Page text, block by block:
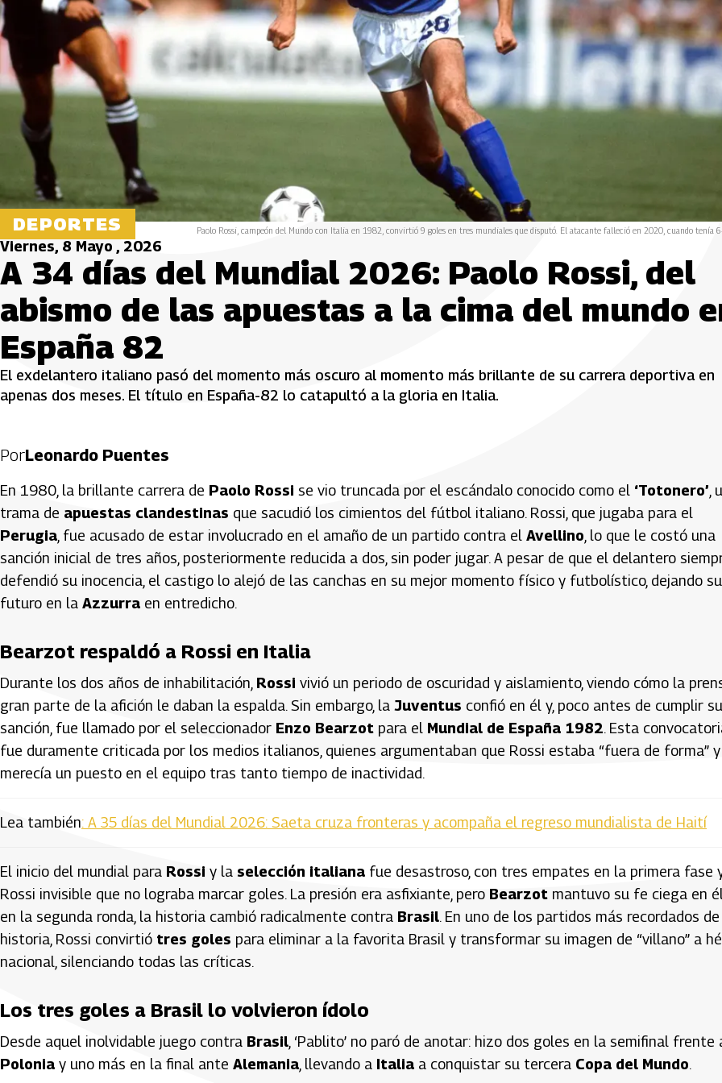
DEPORTES Paolo Rossi, campeón del Mundo con Italia en 1982, convirtió 9 goles en tres mundiales que disputó. El atacante falleció en 2020, cuando tenía
Viernes, 8 Mayo , 2026
A 34 días del Mundial 2026: Paolo Rossi, del
abismo de las apuestas a la cima del mundo
España 82
El exdelantero italiano pasó del momento más oscuro al momento más brillante de su carrera deportiva en
apenas dos meses. El título en España-82 lo catapultó a la gloria en Italia.
PorLeonardo Puentes
En 1980, la brillante carrera de Paolo Rossi se vio truncada por el escándalo conocido como el ‘Totonero’ ,
trama de apuestas clandestinas que sacudió los cimientos del fútbol italiano. Rossi, que jugaba para el
Perugia , fue acusado de estar involucrado en el amaño de un partido contra el Avellino , lo que le costó una
sanción inicial de tres años, posteriormente reducida a dos, sin poder jugar. A pesar de que el delantero
defendió su inocencia, el castigo lo alejó de las canchas en su mejor momento físico y futbolístico, dejando su
futuro en la Azzurra en entredicho.
Bearzot respaldó a Rossi en Italia
Durante los dos años de inhabilitación, Rossi vivió un periodo de oscuridad y aislamiento, viendo cómo la
gran parte de la afición le daban la espalda. Sin embargo, la Juventus confió en él y, poco antes de cumplir su
sanción, fue llamado por el seleccionador Enzo Bearzot para el Mundial de España 1982. Esta
fue duramente criticada por los medios italianos, quienes argumentaban que Rossi estaba “fuera de forma”
merecía un puesto en el equipo tras tanto tiempo de inactividad.
Lea también: A 35 días del Mundial 2026: Saeta cruza fronteras y acompaña el regreso mundialista de Haití
El inicio del mundial para Rossi y la selección italiana fue desastroso, con tres empates en la primera fase
Rossi invisible que no lograba marcar goles. La presión era asfixiante, pero Bearzot mantuvo su fe ciega en
en la segunda ronda, la historia cambió radicalmente contra Brasil. En uno de los partidos más recordados
historia, Rossi convirtió tres goles para eliminar a la favorita Brasil y transformar su imagen de “villano” a
nacional, silenciando todas las críticas.
Los tres goles a Brasil lo volvieron ídolo
Desde aquel inolvidable juego contra Brasil , ‘Pablito’ no paró de anotar: hizo dos goles en la semifinal frente
Polonia y uno más en la final ante Alemania , llevando a Italia a conquistar su tercera Copa del Mundo.